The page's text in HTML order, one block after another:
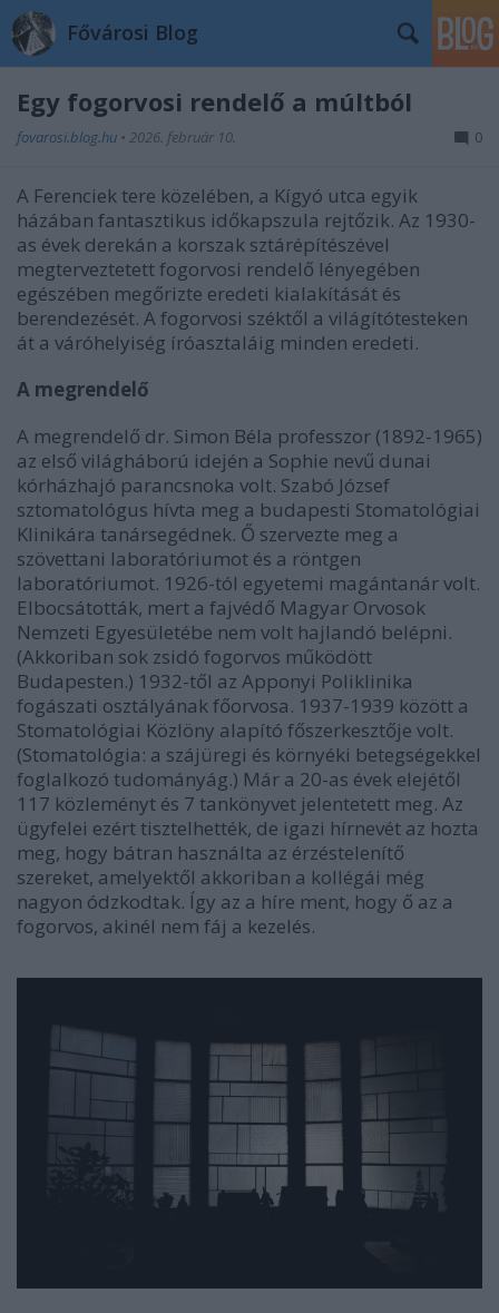
Fővárosi Blog
Egy fogorvosi rendelő a múltból
fovarosi.blog.hu • 2026. február 10. 0
A Ferenciek tere közelében, a Kígyó utca egyik
házában fantasztikus időkapszula rejtőzik. Az 1930-
as évek derekán a korszak sztárépítészével
megterveztetett fogorvosi rendelő lényegében
egészében megőrizte eredeti kialakítását és
berendezését. A fogorvosi széktől a világítótesteken
át a váróhelyiség íróasztaláig minden eredeti.
A megrendelő
A megrendelő dr. Simon Béla professzor (1892-1965)
az első világháború idején a Sophie nevű dunai
kórházhajó parancsnoka volt. Szabó József
sztomatológus hívta meg a budapesti Stomatológiai
Klinikára tanársegédnek. Ő szervezte meg a
szövettani laboratóriumot és a röntgen
laboratóriumot. 1926-tól egyetemi magántanár volt.
Elbocsátották, mert a fajvédő Magyar Orvosok
Nemzeti Egyesületébe nem volt hajlandó belépni.
(Akkoriban sok zsidó fogorvos működött
Budapesten.) 1932-től az Apponyi Poliklinika
fogászati osztályának főorvosa. 1937-1939 között a
Stomatológiai Közlöny alapító főszerkesztője volt.
(Stomatológia: a szájüregi és környéki betegségekkel
foglalkozó tudományág.) Már a 20-as évek elejétől
117 közleményt és 7 tankönyvet jelentetett meg. Az
ügyfelei ezért tisztelhették, de igazi hírnevét az hozta
meg, hogy bátran használta az érzéstelenítő
szereket, amelyektől akkoriban a kollégái még
nagyon ódzkodtak. Így az a híre ment, hogy ő az a
fogorvos, akinél nem fáj a kezelés.